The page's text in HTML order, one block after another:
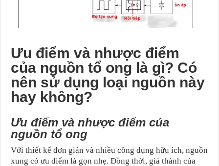
Ưu điểm và nhược điểm
của nguồn tổ ong là gì? Có
nên sử dụng loại nguồn này
hay không?
Ưu điểm và nhược điểm của
nguồn tổ ong
Với thiết kế đơn giản và nhiều công dụng hữu ích, nguồn
xung có ưu điểm là gọn nhẹ. Đồng thời, giá thành của